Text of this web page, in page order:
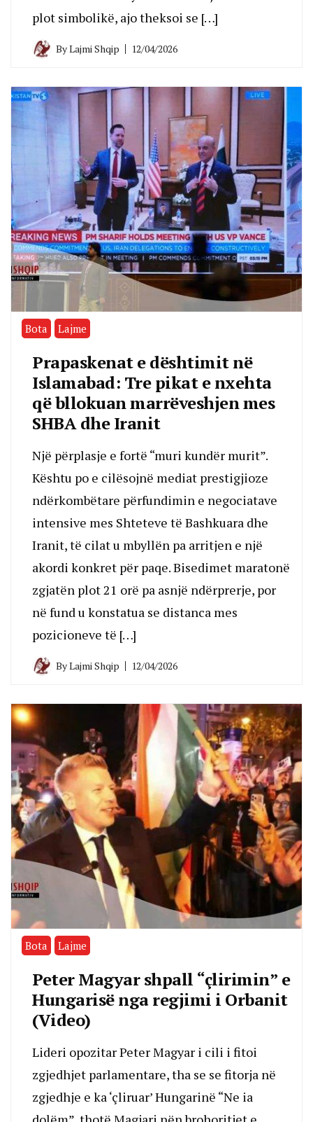
plot simbolikë, ajo theksoi se […]
ByLajmi Shqip 12/04/2026
Bota Lajme
Prapaskenat e dështimit në
Islamabad: Tre pikat e nxehta
që bllokuan marrëveshjen mes
SHBA dhe Iranit
Një përplasje e fortë “muri kundër murit”.
Kështu po e cilësojnë mediat prestigjioze
ndërkombëtare përfundimin e negociatave
intensive mes Shteteve të Bashkuara dhe
Iranit, të cilat u mbyllën pa arritjen e një
akordi konkret për paqe. Bisedimet maratonë
zgjatën plot 21 orë pa asnjë ndërprerje, por
në fund u konstatua se distanca mes
pozicioneve të […]
ByLajmi Shqip 12/04/2026
Bota Lajme
Peter Magyar shpall “çlirimin” e
Hungarisë nga regjimi i Orbanit
(Video)
Lideri opozitar Peter Magyar i cili i fitoi
zgjedhjet parlamentare, tha se se fitorja në
zgjedhje e ka ‘çliruar’ Hungarinë “Ne ia